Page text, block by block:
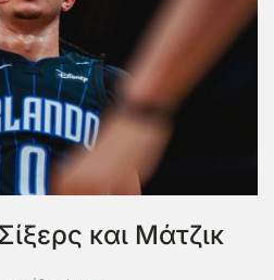
και Μάτζικ